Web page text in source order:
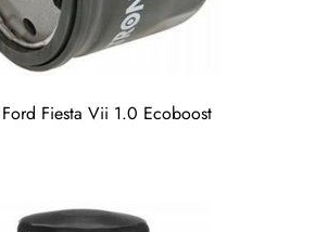
Fiesta Vii 1.0 Ecoboost